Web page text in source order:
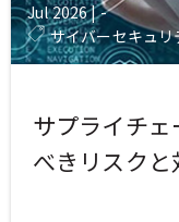
Jul 2026|-
サイバーセキュリ
サプライチ
べきリスク